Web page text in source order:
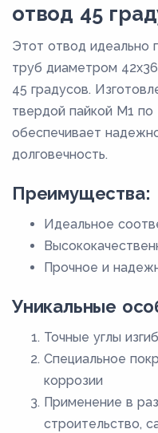
отвод 45
Этот отвод идеально
труб диаметром
45 градусов.
твердой пайкой М1
обеспечивает
долговечность.
Преимущества:
Идеальное
Прочное и
Уникальные
Точные углы
Специальное
коррозии
Применение в
строительство,